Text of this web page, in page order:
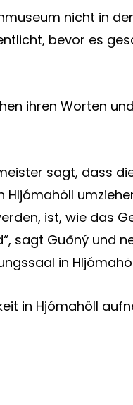
nicht in
bevor es
ihren Worten
sagt, dass
ist, wie das
sagt Guðný und
in
in Hjómahöll